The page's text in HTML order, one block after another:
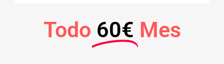
Todo 60€ Mes